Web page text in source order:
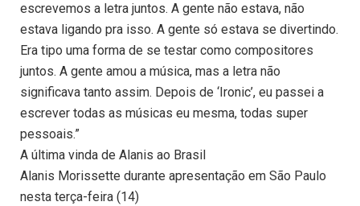
escrevemos a letra juntos. A gente não estava, não
estava ligando pra isso. A gente só estava se divertindo.
Era tipo uma forma de se testar como compositores
juntos. A gente amou a música, mas a letra não
significava tanto assim. Depois de ‘Ironic’, eu passei a
escrever todas as músicas eu mesma, todas super
pessoais.”
A última vinda de Alanis ao Brasil
Alanis Morissette durante apresentação em São Paulo
nesta terça-feira (14)